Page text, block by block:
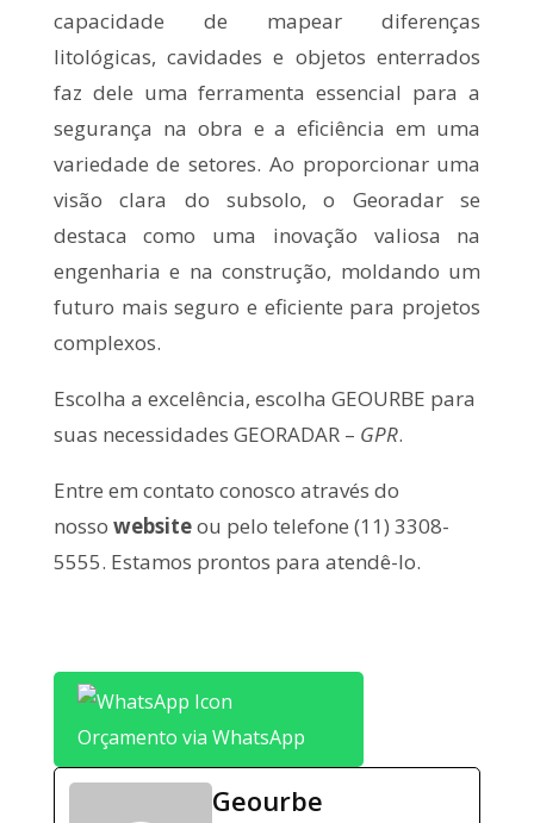
capacidade de mapear diferenças
litológicas, cavidades e objetos enterrados
faz dele uma ferramenta essencial para a
segurança na obra e a eficiência em uma
variedade de setores. Ao proporcionar uma
visão clara do subsolo, o Georadar se
destaca como uma inovação valiosa na
engenharia e na construção, moldando um
futuro mais seguro e eficiente para projetos
complexos.
Escolha a excelência, escolha GEOURBE para
suas necessidades GEORADAR – GPR.
Entre em contato conosco através do
nosso websiteou pelo telefone (11) 3308-
5555. Estamos prontos para atendê-lo.
Orçamento via WhatsApp
Geourbe